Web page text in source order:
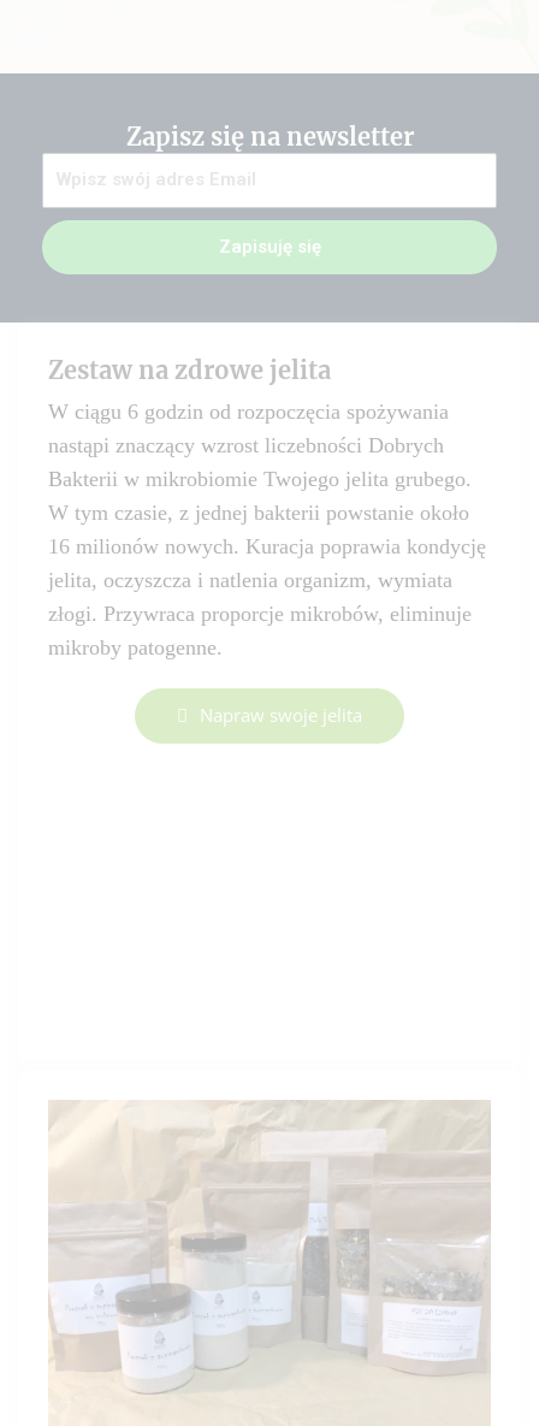
Zapisz się na newsletter
Zapisuję się
Zestaw na zdrowe jelita
W ciągu 6 godzin od rozpoczęcia spożywania
nastąpi znaczący wzrost liczebności Dobrych
Bakterii w mikrobiomie Twojego jelita grubego.
W tym czasie, z jednej bakterii powstanie około
16 milionów nowych. Kuracja poprawia kondycję
jelita, oczyszcza i natlenia organizm, wymiata
złogi. Przywraca proporcje mikrobów, eliminuje
mikroby patogenne.
Napraw swoje jelita